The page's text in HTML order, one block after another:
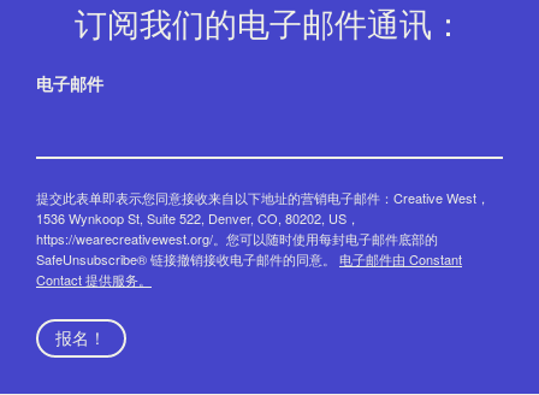
订阅我们的电子邮件通讯：
电子邮件
提交此表单即表示您同意接收来自以下地址的营销电子邮件：Creative West，
1536 Wynkoop St, Suite 522, Denver, CO, 80202, US，
https://wearecreativewest.org/。您可以随时使用每封电子邮件底部的
SafeUnsubscribe® 链接撤销接收电子邮件的同意。 电子邮件由 Constant
Contact 提供服务。
报名！